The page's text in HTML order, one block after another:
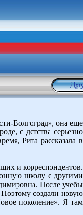
Волгоград», она еще
с детства серьезно
Рита рассказала в
и корреспондентов.
школу с другими
После учебы
Поэтому создали новую
поколение». Я там